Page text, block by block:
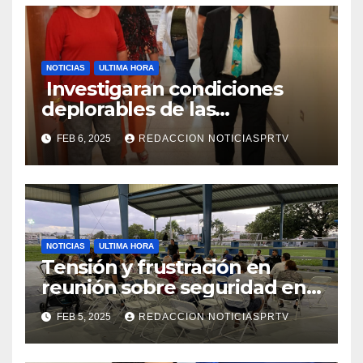
NOTICIAS ULTIMA HORA
Investigaran condiciones
deplorables de las
facilidades el Departamento
de la Salud en Mayagüez
FEB 6, 2025 REDACCION NOTICIASPRTV
NOTICIAS ULTIMA HORA
Tensión y frustración en
reunión sobre seguridad en
Reparto Metropolitano
FEB 5, 2025 REDACCION NOTICIASPRTV